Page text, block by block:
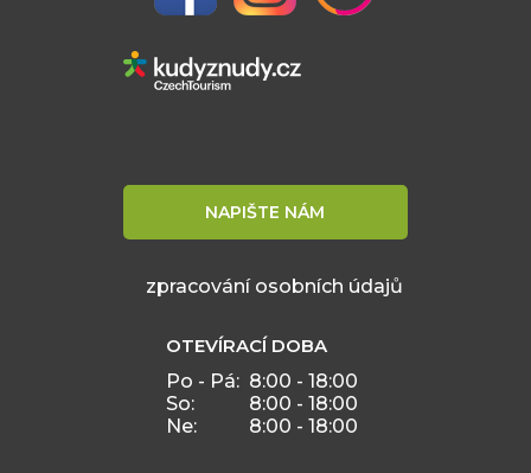
NAPIŠTE NÁM
zpracování osobních údajů
OTEVÍRACÍ DOBA
Po - Pá: 8:00 - 18:00
So:
8:00 - 18:00
Ne:
8:00 - 18:00